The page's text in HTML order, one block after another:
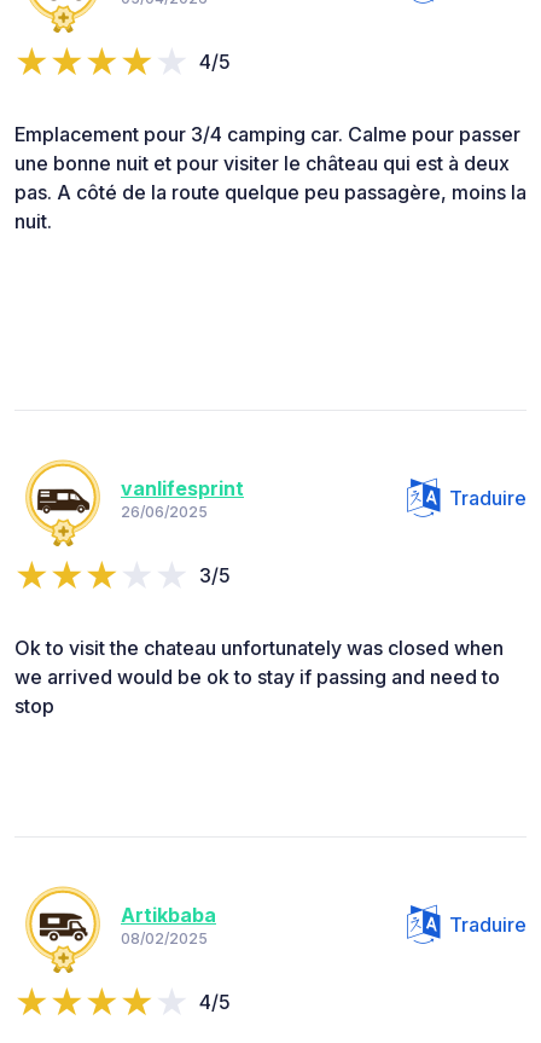
4/5
Emplacement pour 3/4 camping car. Calme pour passer
une bonne nuit et pour visiter le château qui est à deux
pas. A côté de la route quelque peu passagère, moins la
nuit.
vanlifesprint
26/06/2025
Traduire
3/5
Ok to visit the chateau unfortunately was closed when
we arrived would be ok to stay if passing and need to
stop
Artikbaba
08/02/2025
Traduire
4/5